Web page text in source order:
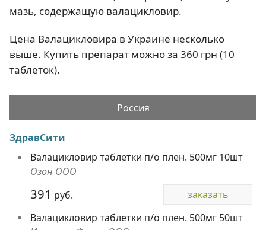
мазь, содержащую валацикловир.
Цена Валацикловира в Украине несколько
выше. Купить препарат можно за 360 грн (10
таблеток).
Россия
ЗдравСити
Валацикловир таблетки п/о плен. 500мг 10шт
Озон ООО
391 руб.
заказать
Валацикловир таблетки п/о плен. 500мг 50шт